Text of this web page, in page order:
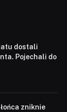
dostali
Pojechali do
zniknie